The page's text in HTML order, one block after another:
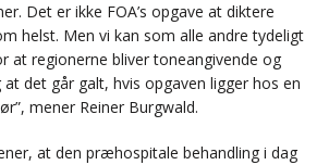
Det er ikke FOA’s opgave at diktere
helst. Men vi kan som alle andre tydeligt
at regionerne bliver toneangivende og
det går galt, hvis opgaven ligger hos en
mener Reiner Burgwald.
at den præhospitale behandling i dag